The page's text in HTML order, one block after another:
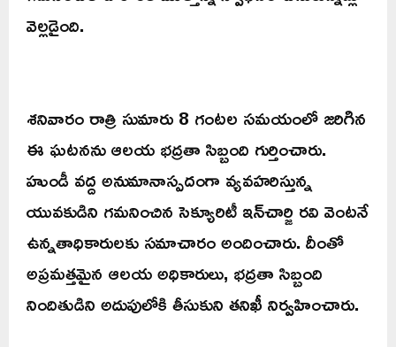
వెల్లడైంది.
శనివారం రాత్రి సుమారు 8 గంటల సమయంలో జరిగిన
ఈ ఘటనను ఆలయ భద్రతా సిబ్బంది గుర్తించారు.
హుండీ వద్ద అనుమానాస్పదంగా వ్యవహరిస్తున్న
యువకుడిని గమనించిన సెక్యూరిటీ ఇన్‌చార్జి రవి వెంటనే
ఉన్నతాధికారులకు సమాచారం అందించారు. దీంతో
అప్రమత్తమైన ఆలయ అధికారులు, భద్రతా సిబ్బంది
నిందితుడిని అదుపులోకి తీసుకుని తనిఖీ నిర్వహించారు.